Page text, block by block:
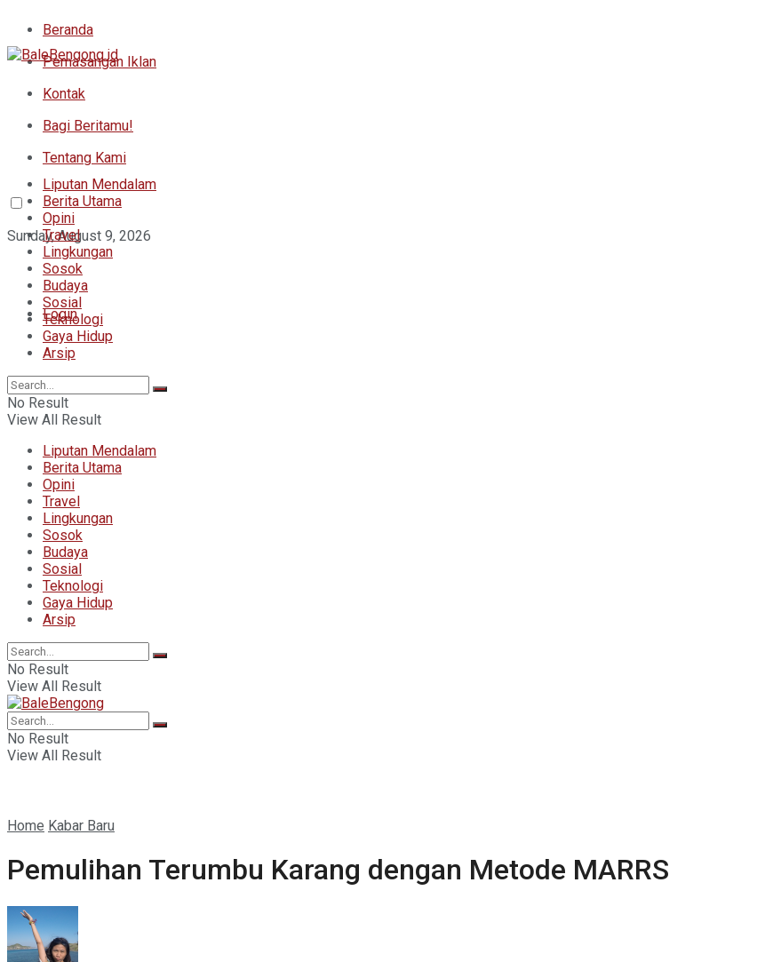
Beranda
Pemasangan Iklan
Kontak
Bagi Beritamu!
Tentang Kami
Sunday, August 9, 2026
Login
Liputan Mendalam
Berita Utama
Opini
Travel
Lingkungan
Sosok
Budaya
Sosial
Teknologi
Gaya Hidup
Arsip
No Result
View All Result
Liputan Mendalam
Berita Utama
Opini
Travel
Lingkungan
Sosok
Budaya
Sosial
Teknologi
Gaya Hidup
Arsip
No Result
View All Result
No Result
View All Result
Home Kabar Baru
Pemulihan Terumbu Karang dengan Metode MARRS